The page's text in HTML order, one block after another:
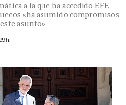
a la que ha accedido EFE
«ha asumido compromisos
asunto»